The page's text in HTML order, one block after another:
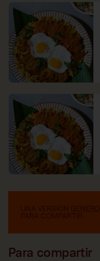
Para compartir